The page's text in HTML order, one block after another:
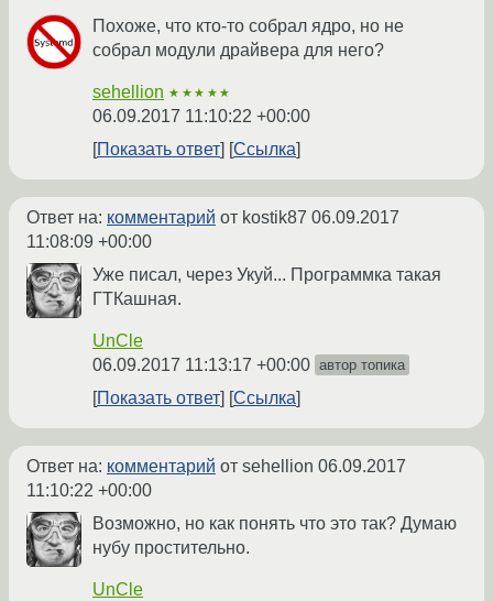
Похоже, что кто-то собрал ядро, но не
собрал модули драйвера для него?
sehellion ★★★★★
06.09.2017 11:10:22 +00:00
Показать ответ
Ссылка
Ответ на: комментарий от kostik87 06.09.2017
11:08:09 +00:00
Уже писал, через Укуй... Программка такая
ГТКашная.
UnCle
06.09.2017 11:13:17 +00:00 автор топика
Показать ответ Ссылка
Ответ на: комментарий от sehellion 06.09.2017
11:10:22 +00:00
Возможно, но как понять что это так? Думаю
нубу простительно.
UnCle